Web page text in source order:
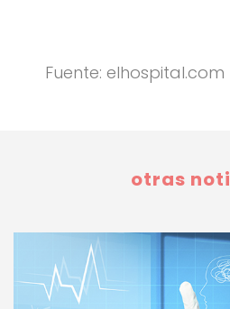
Fuente: elhospital.com
otras